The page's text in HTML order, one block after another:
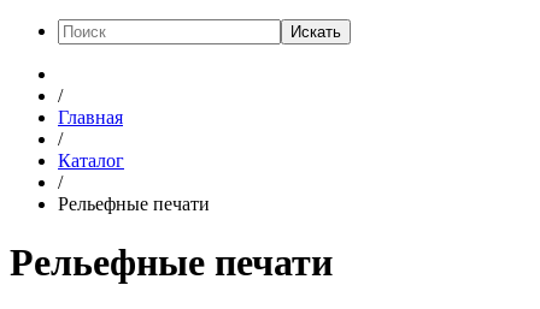
Искать
/
Главная
/
Каталог
/
Рельефные печати
Рельефные печати